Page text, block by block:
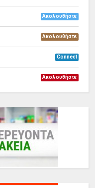
Ακολουθήστε
Ακολουθήστε
Connect
Ακολουθήστε